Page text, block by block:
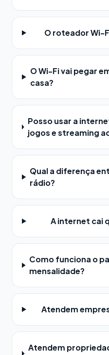
O roteador Wi-
O Wi-Fi vai pegar
casa?
Posso usar a
jogos e streaming
Qual a diferença
rádio?
A internet cai
Como funciona o
mensalidade?
Atendem
Atendem